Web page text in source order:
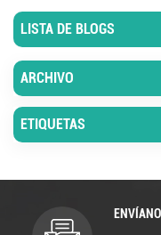
LISTA DE BLOGS
ARCHIVO
ETIQUETAS